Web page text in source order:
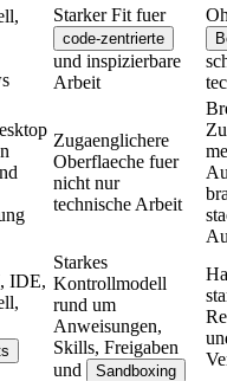
ll,
s
Starker Fit fuer
code-zentrierte
und inspizierbare
Arbeit
O
B
sc
tec
esktop
n
nd
ng
Zugaenglichere
Oberflaeche fuer
nicht nur
technische Arbeit
Br
Zu
me
A
br
sta
A
, IDE,
ll,
s
Starkes
Kontrollmodell
rund um
Anweisungen,
Skills, Freigaben
und Sand boxing
Ha
sta
Re
un
Ve